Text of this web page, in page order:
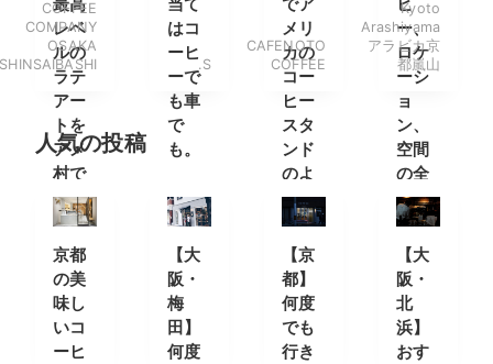
南船
場へ
最高
レベ
ルの
ラテ
アー
トを
アメ
村で
COFFEE
COMPANY
OSAKA
SHINSAIBASHI
当て
はコ
ーヒ
ーで
も車
で
も。
.S
でア
メリ
カの
コー
ヒー
スタ
ンド
のよ
う
CAFENOTO
COFFEE
ヒ
ー、
ロケ
ーシ
ョ
ン、
空間
の全
てが
最高
なコ
ーヒ
ース
タン
ド
Kyoto
Arashiyama
アラビカ京
都嵐山
人気の投稿
京都
の美
味し
いコ
ーヒ
【大
阪・
梅
田】
何度
【京
都】
何度
でも
行き
【大
阪・
北
浜】
おす